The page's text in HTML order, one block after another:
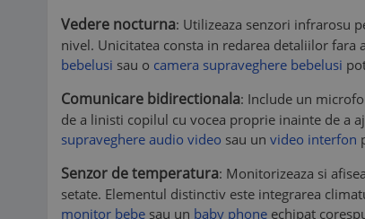
Vedere nocturna: Utilizeaza senzori infrarosu
nivel. Unicitatea consta in redarea detaliilor
bebelusi sau o camera supraveghere bebelusi
Comunicare bidirectionala: Include un
de a linisti copilul cu vocea proprie inainte de a
supraveghere audio video sau un video interfon
Senzor de temperatura: Monitorizeaza si
setate. Elementul distinctiv este integrarea
monitor bebe sau un baby phone echipat